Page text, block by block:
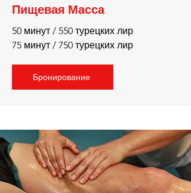
Пищевая Масса
50 минут / 550 турецких лир
75 минут / 750 турецких лир
Бронирование